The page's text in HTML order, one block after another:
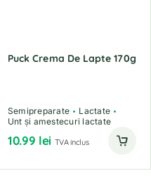
Puck Crema De Lapte 170g
Semipreparate
Lactate
Unt și amestecuri lactate
10.99 lei TVA inclus